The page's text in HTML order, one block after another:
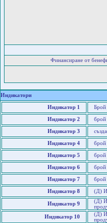
Финансиране от
Индикатори
Индикатор 1 Брой
Индикатор 2 брой
Индикатор 3
Индикатор 4 брой
Индикатор 5 брой
Индикатор 6 брой
Индикатор 7 брой
Индикатор 8 (Д)
Индикатор 9
(Д)
Индикатор 10
(Д)